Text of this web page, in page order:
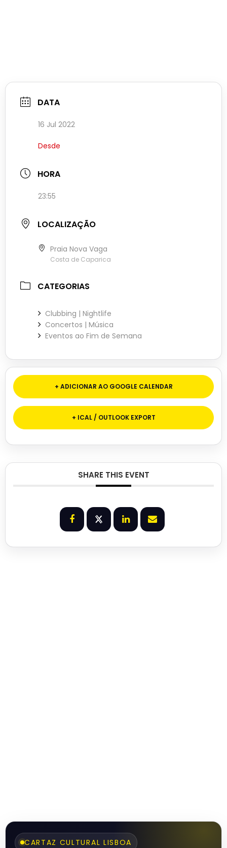
DATA
16 Jul 2022
Desde
HORA
23:55
LOCALIZAÇÃO
Praia Nova Vaga
Costa de Caparica
CATEGORIAS
Clubbing | Nightlife
Concertos | Música
Eventos ao Fim de Semana
+ ADICIONAR AO GOOGLE CALENDAR
+ ICAL / OUTLOOK EXPORT
SHARE THIS EVENT
CARTAZ CULTURAL LISBOA